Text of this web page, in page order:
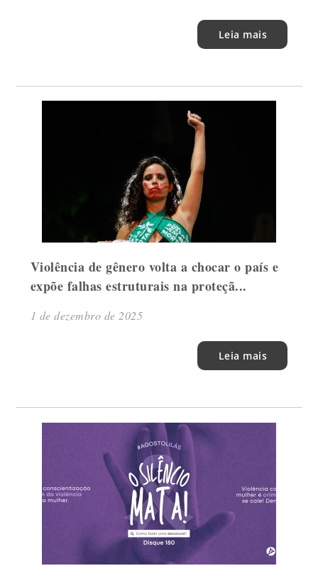
Leia mais
Violência de gênero volta a chocar o país e
expõe falhas estruturais na proteçã...
1 de dezembro de 2025
Leia mais